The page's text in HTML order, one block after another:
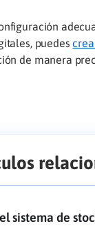
puedes
de manera
sistema de